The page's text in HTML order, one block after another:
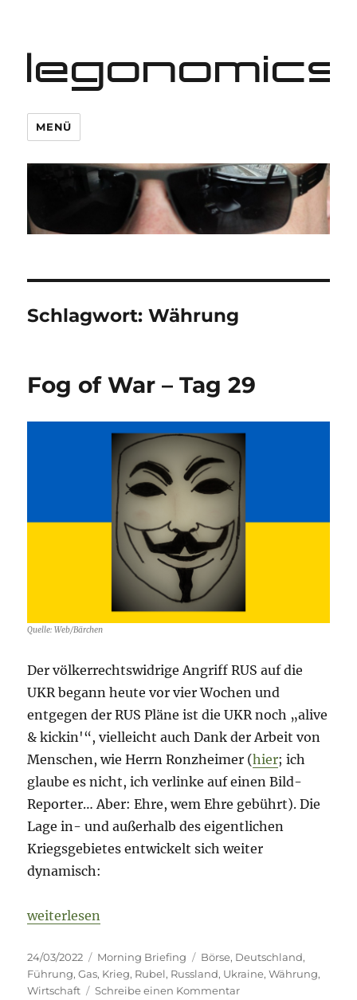
legonomics
MENÜ
Schlagwort:Währung
Fog of War – Tag 29
Quelle: Web/Bärchen
Der völkerrechtswidrige Angriff RUS auf die
UKR begann heute vor vier Wochen und
entgegen der RUS Pläne ist die UKR noch „alive
& kickin'“, vielleicht auch Dank der Arbeit von
Menschen, wie Herrn Ronzheimer (hier; ich
glaube es nicht, ich verlinke auf einen Bild-
Reporter… Aber: Ehre, wem Ehre gebührt). Die
Lage in- und außerhalb des eigentlichen
Kriegsgebietes entwickelt sich weiter
dynamisch:
„Fog of War – Tag 29“
weiterlesen
Veröffentlicht
am
24/03/2022 Kategorien
Morning Briefing Schlagwörter
Börse, Deutschland,
Führung,Gas, Krieg, Rubel, Russland, Ukraine,Währung,
Wirtschaft
Schreibe einen Kommentarzu